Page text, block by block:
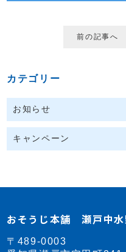
前の記事へ
カテゴリー
お知らせ
キャンペーン
おそうじ本舗 瀬戸中水
〒489-0003